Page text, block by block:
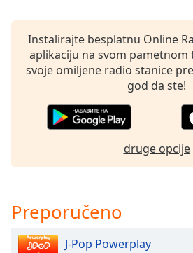
cancel
window.
Opacity
Text
Background
Color
Instalirajte besplatnu Online
aplikaciju na svom pametnom
svoje omiljene radio stanice
god da ste!
druge opcije
Preporučeno
J-Pop Powerplay